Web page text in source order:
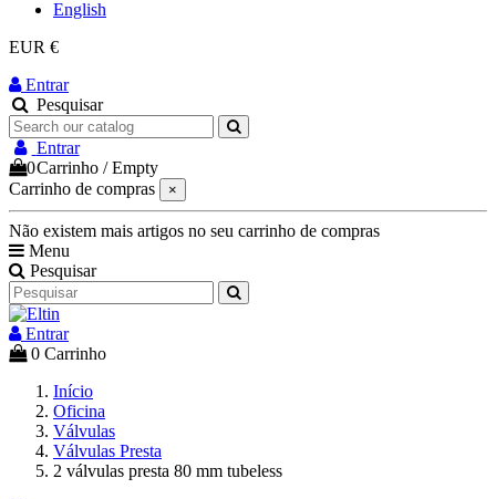
English
EUR €
Entrar
Pesquisar
Entrar
0Carrinho /Empty
Carrinho de compras
×
Não existem mais artigos no seu carrinho de compras
Menu
Pesquisar
Entrar
0 Carrinho
Início
Oficina
Válvulas
Válvulas Presta
2 válvulas presta 80 mm tubeless